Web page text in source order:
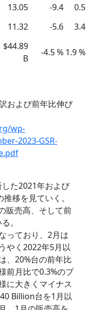
13.05 -9.4
0.5
11.32 -5.6 3.4
$44.89
B
-4.5 % 1.9 %
および前年比伸び
wp-
2023-GSR-
た2021年および
移を見ていく。
販売高、そして前
。
っており、2月は
やく2022年5月以
、20%台の前年比
前月比で0.3%のプ
に大きくマイナス
Billion台を1月以